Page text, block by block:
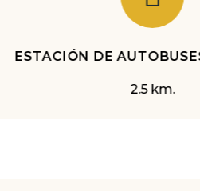
AEROPUERTO